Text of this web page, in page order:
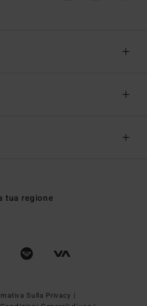
tua regione
Sulla Privacy |